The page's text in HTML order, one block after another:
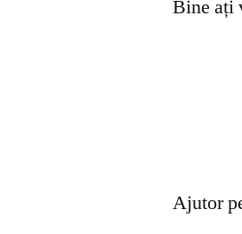
Bine ați
Ajutor